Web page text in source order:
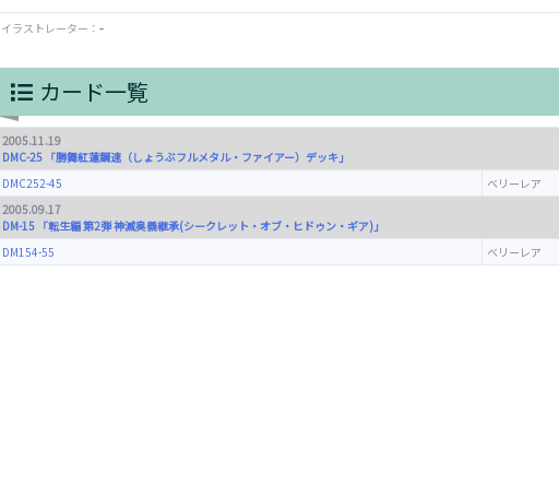
イラストレーター： -
カード一覧
2005.11.19
DMC-25 「勝舞紅蓮鋼速（しょうぶフルメタル・ファイアー）デッキ」
DMC252-45
ベリーレア
2005.09.17
DM-15 「転生編 第2弾 神滅奥義継承(シークレット・オブ・ヒドゥン・ギア)」
DM154-55
ベリーレア